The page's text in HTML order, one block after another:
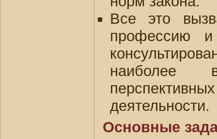
Все это
профессию и
наиболее
деятельности.
Основные